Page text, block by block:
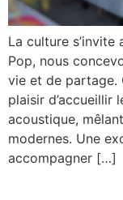
La culture
Pop, nous
vie et de partage.
plaisir d’accueillir
acoustique,
modernes. Une
accompagner […]